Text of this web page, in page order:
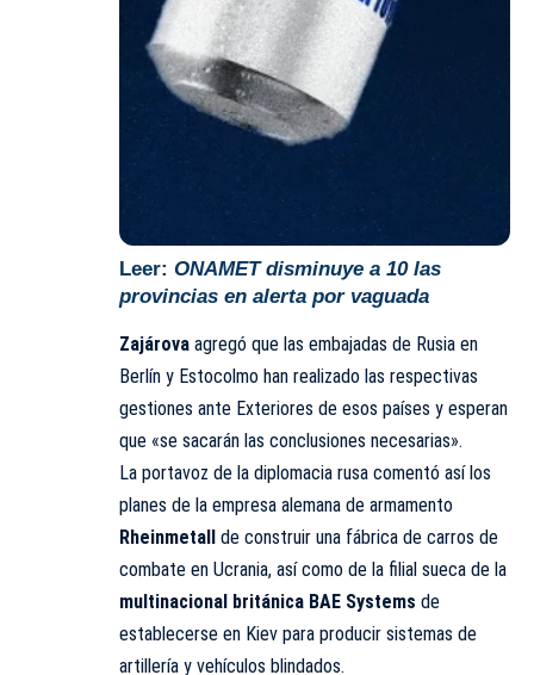
Leer: ONAMET disminuye a 10 las
provincias en alerta por vaguada
Zajárova agregó que las embajadas de Rusia en
Berlín y Estocolmo han realizado las respectivas
gestiones ante Exteriores de esos países y esperan
que «se sacarán las conclusiones necesarias».
La portavoz de la diplomacia rusa comentó así los
planes de la empresa alemana de armamento
Rheinmetall
de construir una fábrica de carros de
combate en Ucrania, así como de la filial sueca de la
multinacional británica BAE Systems de
establecerse en Kiev para producir sistemas de
artillería y vehículos blindados.